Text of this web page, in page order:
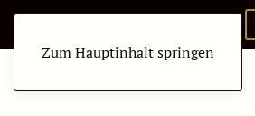
Zum Hauptinhalt springen